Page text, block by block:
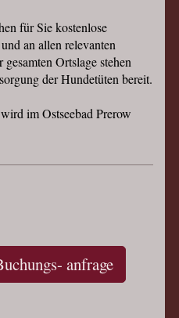
für Sie kostenlose
an allen relevanten
Ortslage stehen
der Hundetüten bereit.
im Ostseebad Prerow
anfrage